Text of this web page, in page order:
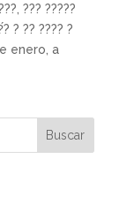
??? ?????
? ?? ???? ?
enero, a
Buscar